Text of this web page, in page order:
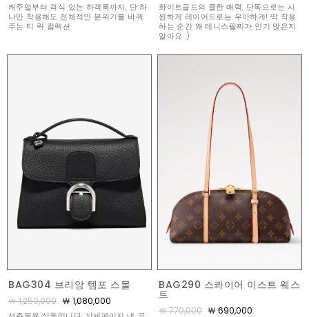
캐주얼부터 격식 있는 하객룩까지, 단 하
나만 착용해도 전체적인 분위기를 바꿔
주는 티 락 컬렉션
화이트골드의 쿨한 매력, 단독으로는 시
원하게 레이어드로는 우아하게! 딱 착용
하는 순간 왜 테니스팔찌가 인기 많은지
알아요 :)
BAG304 브리앙 템포 스몰
￦ 1,250,000 ￦ 1,080,000
BAG290 스콰이어 이스트 웨스
트
￦ 770,000 ￦ 690,000